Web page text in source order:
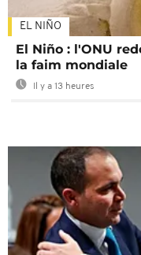
EL NIÑO
El Niño : l'ONU
la faim mondiale
Il y a 13 heures